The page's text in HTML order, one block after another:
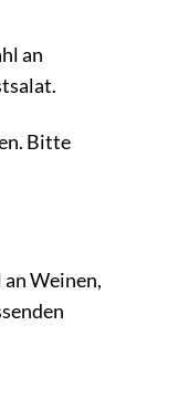
an
Bitte
Weinen,